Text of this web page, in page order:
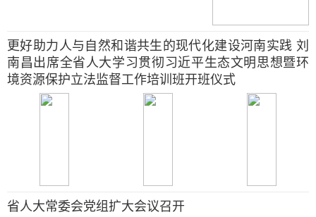
更好助力人与自然和谐共生的现代化建设河南实践 刘
南昌出席全省人大学习贯彻习近平生态文明思想暨环
境资源保护立法监督工作培训班开班仪式
省人大常委会党组扩大会议召开